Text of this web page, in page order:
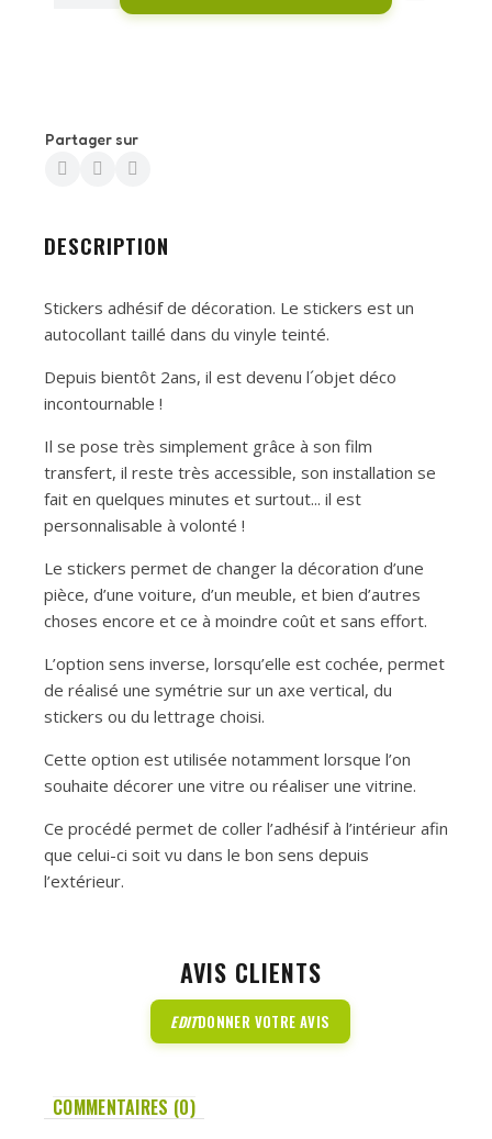
Partager sur
DESCRIPTION
Stickers adhésif de décoration. Le stickers est un
autocollant taillé dans du vinyle teinté.
Depuis bientôt 2ans, il est devenu l´objet déco
incontournable !
Il se pose très simplement grâce à son film
transfert, il reste très accessible, son installation se
fait en quelques minutes et surtout... il est
personnalisable à volonté !
Le stickers permet de changer la décoration d’une
pièce, d’une voiture, d’un meuble, et bien d’autres
choses encore et ce à moindre coût et sans effort.
L’option sens inverse, lorsqu’elle est cochée, permet
de réalisé une symétrie sur un axe vertical, du
stickers ou du lettrage choisi.
Cette option est utilisée notamment lorsque l’on
souhaite décorer une vitre ou réaliser une vitrine.
Ce procédé permet de coller l’adhésif à l’intérieur afin
que celui-ci soit vu dans le bon sens depuis
l’extérieur.
AVIS CLIENTS
EDITDONNER VOTRE AVIS
COMMENTAIRES (0)